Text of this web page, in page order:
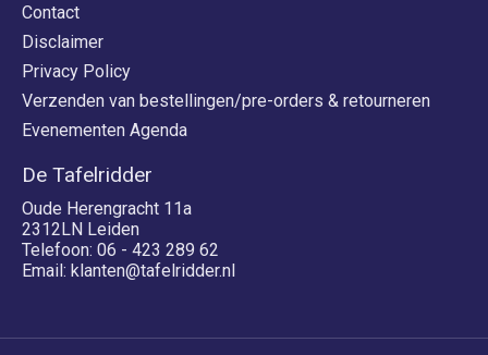
Contact
Disclaimer
Privacy Policy
Verzenden van bestellingen/pre-orders & retourneren
Evenementen Agenda
De Tafelridder
Oude Herengracht 11a
2312LN Leiden
Telefoon: 06 - 423 289 62
Email: klanten@tafelridder.nl